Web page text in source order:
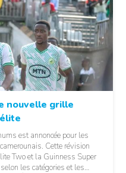
nouvelle grille
est annoncée pour les
Cette révision
Two et la Guinness Super
les catégories et les